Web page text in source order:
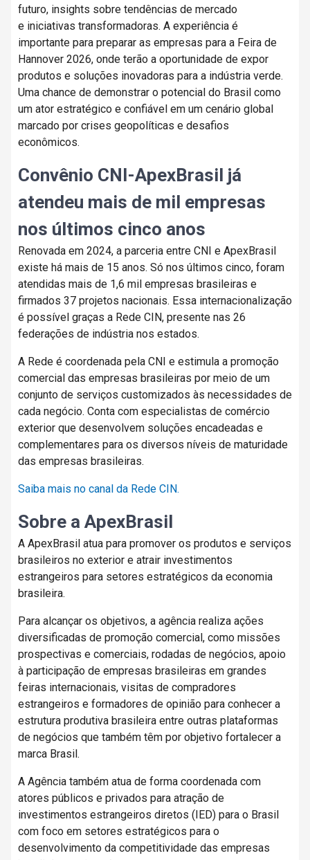
futuro, insights sobre tendências de mercado
e iniciativas transformadoras. A experiência é
importante para preparar as empresas para a Feira de
Hannover 2026, onde terão a oportunidade de expor
produtos e soluções inovadoras para a indústria verde.
Uma chance de demonstrar o potencial do Brasil como
um ator estratégico e confiável em um cenário global
marcado por crises geopolíticas e desafios
econômicos.
Convênio CNI-ApexBrasil já
atendeu mais de mil empresas
nos últimos cinco anos
Renovada em 2024, a parceria entre CNI e ApexBrasil
existe há mais de 15 anos. Só nos últimos cinco, foram
atendidas mais de 1,6 mil empresas brasileiras e
firmados 37 projetos nacionais. Essa internacionalização
é possível graças a Rede CIN, presente nas 26
federações de indústria nos estados.
A Rede é coordenada pela CNI e estimula a promoção
comercial das empresas brasileiras por meio de um
conjunto de serviços customizados às necessidades de
cada negócio. Conta com especialistas de comércio
exterior que desenvolvem soluções encadeadas e
complementares para os diversos níveis de maturidade
das empresas brasileiras.
Saiba mais no canal da Rede CIN.
Sobre a ApexBrasil
A ApexBrasil atua para promover os produtos e serviços
brasileiros no exterior e atrair investimentos
estrangeiros para setores estratégicos da economia
brasileira.
Para alcançar os objetivos, a agência realiza ações
diversificadas de promoção comercial, como missões
prospectivas e comerciais, rodadas de negócios, apoio
à participação de empresas brasileiras em grandes
feiras internacionais, visitas de compradores
estrangeiros e formadores de opinião para conhecer a
estrutura produtiva brasileira entre outras plataformas
de negócios que também têm por objetivo fortalecer a
marca Brasil.
A Agência também atua de forma coordenada com
atores públicos e privados para atração de
investimentos estrangeiros diretos (IED) para o Brasil
com foco em setores estratégicos para o
desenvolvimento da competitividade das empresas